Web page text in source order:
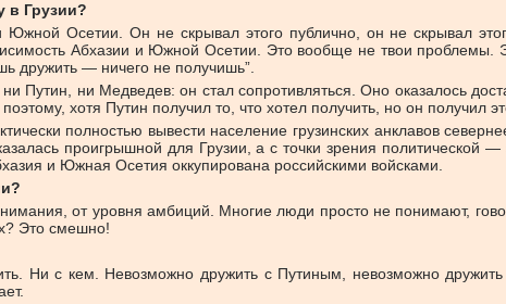
в Грузии?
Осетии. Он не скрывал этого публично, он не скрывал
Абхазии и Южной Осетии. Это вообще не твои
дружить — ничего не получишь”.
Путин, ни Медведев: он стал сопротивляться. Оно оказалось
хотя Путин получил то, что хотел получить, но он получил
полностью вывести население грузинских анклавов
проигрышной для Грузии, а с точки зрения
и Южная Осетия оккупирована российскими войсками.
от уровня амбиций. Многие люди просто не понимают,
Это смешно!
Ни с кем. Невозможно дружить с Путиным, невозможно